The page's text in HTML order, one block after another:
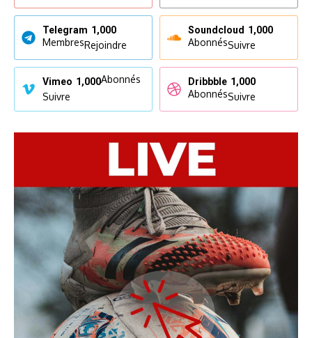
Telegram 1,000
MembresRejoindre
Soundcloud 1,000
AbonnésSuivre
Vimeo 1,000Abonnés
Suivre
Dribbble 1,000
AbonnésSuivre